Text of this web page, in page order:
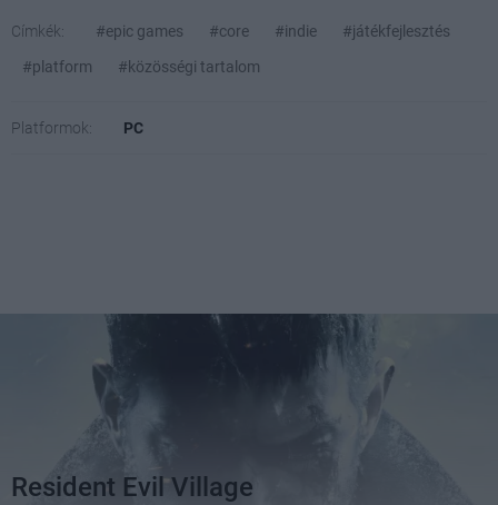
Címkék: #epic games #core #indie
#játékfejlesztés
#platform
#közösségi tartalom
Platformok: PC
Resident Evil Village